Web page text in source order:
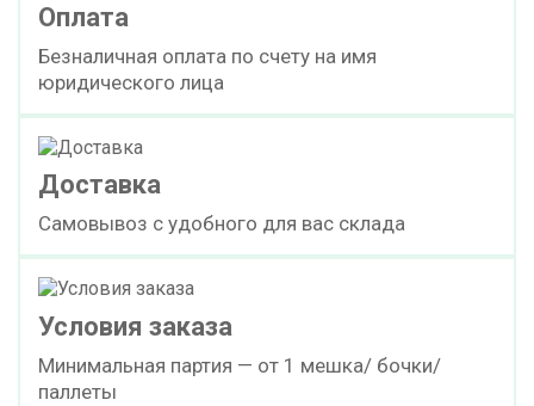
Оплата
Безналичная оплата по счету на имя
юридического лица
Доставка
Самовывоз с удобного для вас склада
Условия заказа
Минимальная партия — от 1 мешка/ бочки/
паллеты